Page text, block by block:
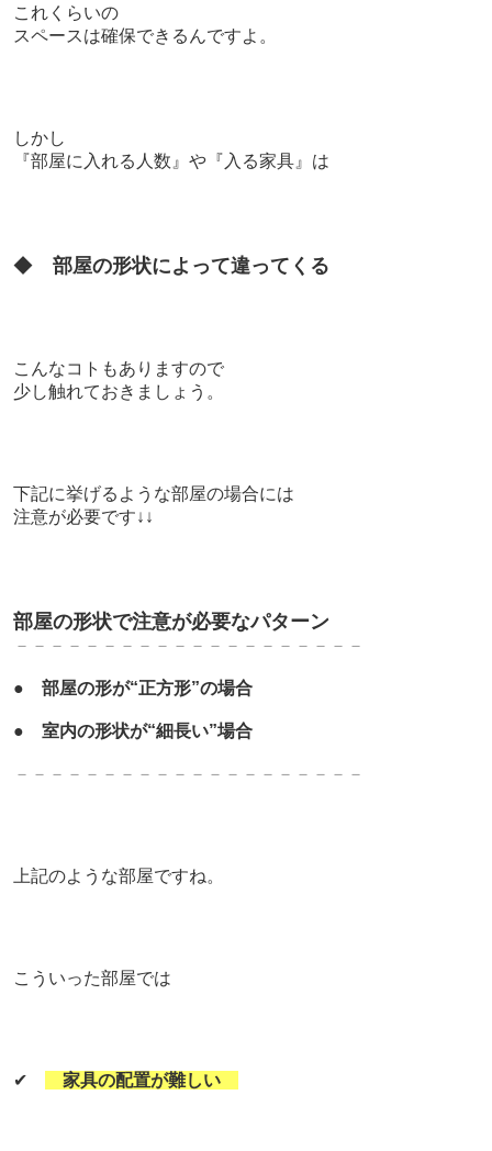
これくらいの
スペースは確保できるんですよ。
しかし
『部屋に入れる人数』や『入る家具』は
◆ 部屋の形状によって違ってくる
こんなコトもありますので
少し触れておきましょう。
下記に挙げるような部屋の場合には
注意が必要です↓↓
部屋の形状で注意が必要なパターン
－－－－－－－－－－－－－－－－－－－－
● 部屋の形が“正方形”の場合
● 室内の形状が“細長い”場合
－－－－－－－－－－－－－－－－－－－－
上記のような部屋ですね。
こういった部屋では
✔ 家具の配置が難しい